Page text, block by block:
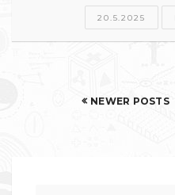
20.5.2025
NEWER POSTS